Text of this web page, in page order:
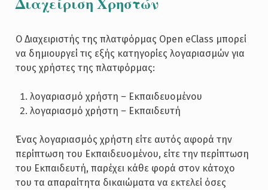
Ο Διαχειριστής της πλατφόρμας Open eClass μπορεί
να δημιουργεί τις εξής κατηγορίες λογαριασμών για
τους χρήστες της πλατφόρμας:
λογαριασμό χρήστη – Εκπαιδευομένου
λογαριασμό χρήστη – Εκπαιδευτή
Ένας λογαριασμός χρήστη είτε αυτός αφορά την
περίπτωση του Εκπαιδευομένου, είτε την περίπτωση
του Εκπαιδευτή, παρέχει κάθε φορά στον κάτοχο
του τα απαραίτητα δικαιώματα να εκτελεί όσες